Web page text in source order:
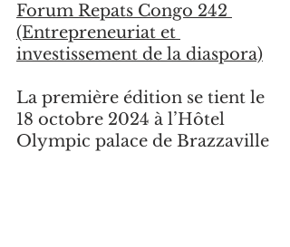
Forum Repats Congo 242
(Entrepreneuriat et
investissement de la diaspora)
La première édition se tient le
18 octobre 2024 à l’Hôtel
Olympic palace de Brazzaville